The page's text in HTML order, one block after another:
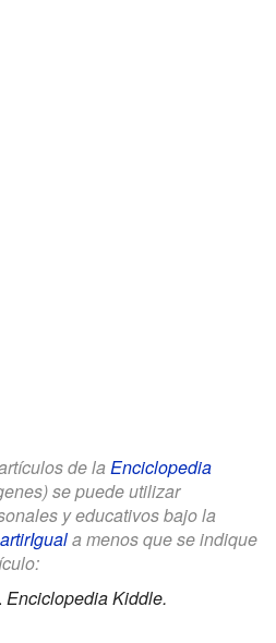
de la Enciclopedia
se puede utilizar
y educativos bajo la
a menos que se indique
. Enciclopedia Kiddle.